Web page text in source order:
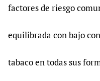
factores de riesgo
equilibrada con bajo
tabaco en todas sus